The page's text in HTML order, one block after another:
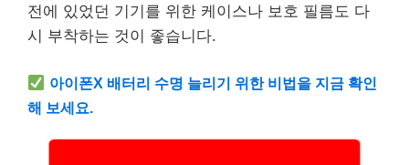
전에 있었던 기기를 위한 케이스나 보호 필름도 다
시 부착하는 것이 좋습니다.
아이폰X 배터리 수명 늘리기 위한 비법을 지금 확인
해 보세요.